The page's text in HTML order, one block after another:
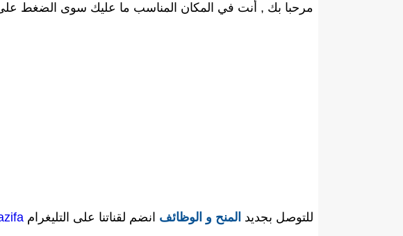
مرحبا بك , أنت في المكان المناسب ما عليك سوى الضغط على
للتوصل بجديد المنح و الوظائف انضم لقناتنا على التليغرام